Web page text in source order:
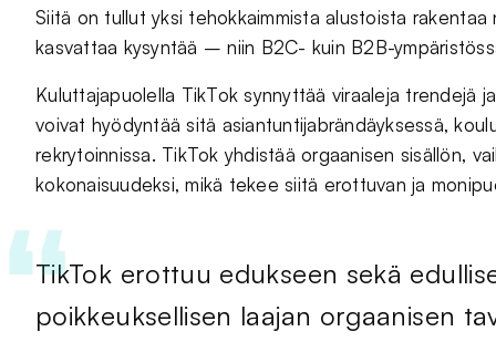
Siitä on tullut yksi tehokkaimmista alustoista
kasvattaa kysyntää – niin B2C- kuin B2B-
Kuluttajapuolella TikTok synnyttää viraaleja trendejä
voivat hyödyntää sitä asiantuntijabrändäyksessä,
rekrytoinnissa. TikTok yhdistää orgaanisen sisällön,
kokonaisuudeksi, mikä tekee siitä erottuvan ja
TikTok erottuu edukseen sekä
poikkeuksellisen laajan orgaanisen